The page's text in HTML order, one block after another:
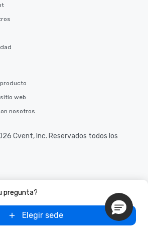
pregunta?
Elegir sede
web
nosotros
Cvent, Inc. Reservados todos los